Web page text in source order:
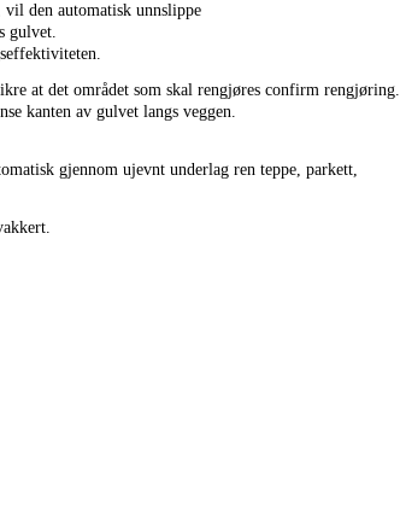
den automatisk unnslippe
gulvet.
at det området som skal rengjøres confirm rengjøring.
kanten av gulvet langs veggen.
gjennom ujevnt underlag ren teppe, parkett,